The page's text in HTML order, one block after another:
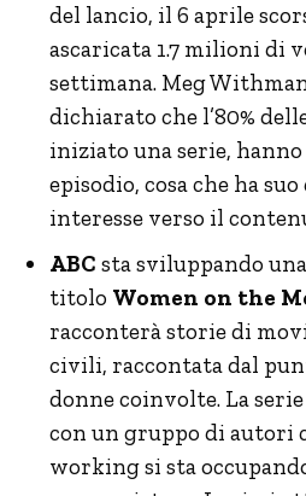
del lancio, il 6 aprile
ascaricata 1.7 milioni di
settimana. Meg
dichiarato che l’80%
iniziato una serie,
episodio, cosa che ha
interesse verso il
ABC sta sviluppando
titolo Women on the
racconterà storie di
civili, raccontata dal
donne coinvolte. La
con un gruppo di autori
working si sta